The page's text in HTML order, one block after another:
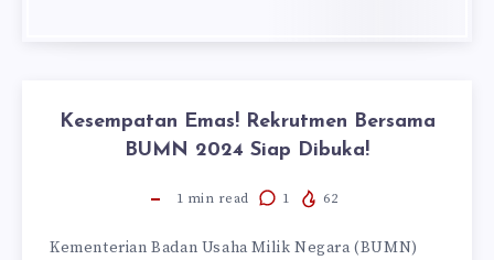
Kesempatan Emas! Rekrutmen Bersama
BUMN 2024 Siap Dibuka!
1 min read 1 62
Kementerian Badan Usaha Milik Negara (BUMN)